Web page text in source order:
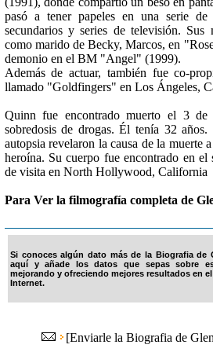
pasó a tener papeles en una serie de
secundarios y series de televisión. Sus
como marido de Becky, Marcos, en
demonio en el BM "Angel" (1999).
Además de actuar, también fue co-
llamado "Goldfingers" en Los Ángeles,
Quinn fue encontrado muerto el 3
sobredosis de drogas. Él tenía 32
autopsia revelaron la causa de la muerte
heroína. Su cuerpo fue encontrado en el
de visita en North Hollywood, California
Para Ver la filmografía completa de
Si conoces algún dato más de la Biografia de
aquí y añade los datos que sepas sobre
mejorando y ofreciendo mejores resultados en
Internet.
[Enviarle la Biografia de